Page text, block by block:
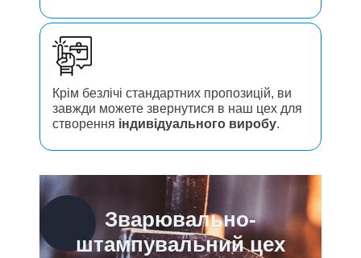
Крім безлічі стандартних пропозицій, ви
завжди можете звернутися в наш цех для
створення індивідуального виробу.
Зварювально-
штампувальний цех